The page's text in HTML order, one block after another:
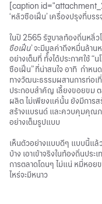
[caption
‘หลัวซือเฝิ่น’ เครื่องปรุงที่บร
ในปี 2565 รัฐบาลท้องถิ่นหลิ่ว
ซือเฝิ่น’ จะมีมูลค่าถึงหมื่นล้า
อย่างเต็มที่ ทั้งได้ประกาศใช้
ซือเฝิ่น” ที่น่าสนใจ อาทิ กำห
ทางวัฒนะธรรมผสานการท่อ
ประกอบสำคัญ เลี้ยงขอยขม
ผลิต ไม่เพียงแค่นั้น ยังมีการ
สร้างแบรนด์ และควบคุมคุณภ
อย่างเต็มรูปแบบ
เห็นตัวอย่างแบบดีๆ แบบนี้แล้
บ้าง เอาเข้าจริงในท้องถิ่นปร
การตลาดโดนๆ ไม่แน่ หมี่หอย
ไหร่จะมีหนาว